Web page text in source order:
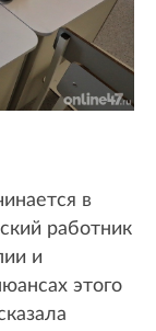
в
работник
и
этого